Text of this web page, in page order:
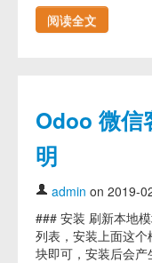
阅读全文
Odoo 微信
明
admin on 2019-
### 安装 刷新本地
列表，安装上面这个
块即可，安装后会产